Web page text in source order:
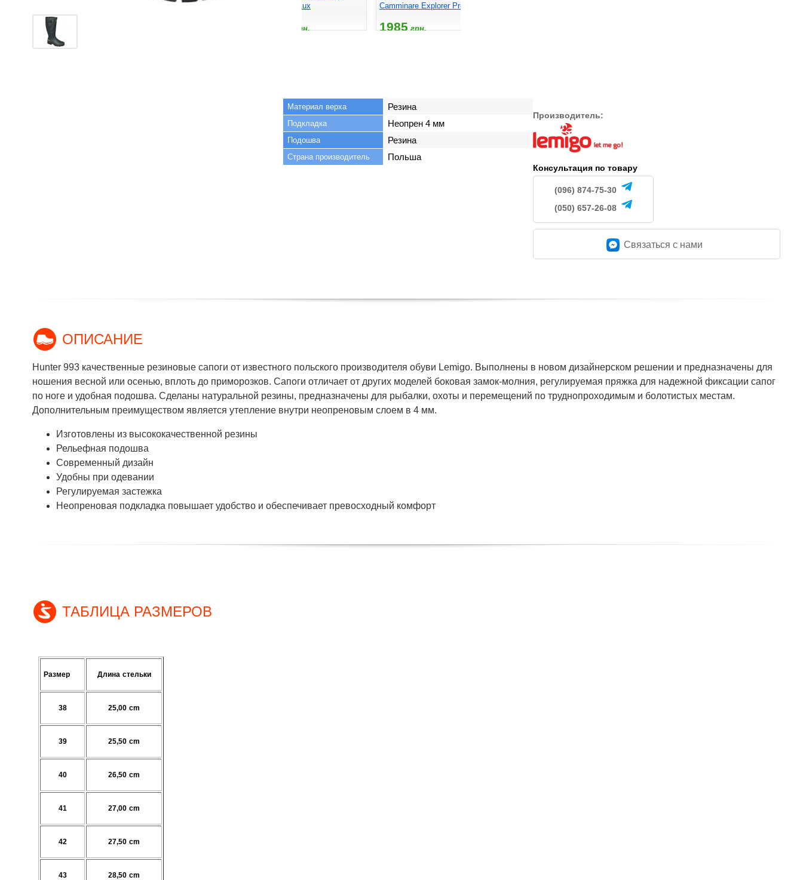
ETSM-04 Lux
грн.
Camminare Explorer Pro
1985грн.
Материал верха Резина
Подкладка Неопрен 4 мм
Подошва Резина
Страна производитель Польша
Производитель:
Консультация по товару
(096) 874-75-30
(050) 657-26-08
Связаться c нами
ОПИСАНИЕ
Hunter 993 качественные резиновые сапоги от известного польского производителя обуви Lemigo. Выполнены в новом дизайнерском решении и предназначены для
ношения весной или осенью, вплоть до приморозков. Сапоги отличает от других моделей боковая замок-молния, регулируемая пряжка для надежной фиксации сапог
по ноге и удобная подошва. Сделаны натуральной резины, предназначены для рыбалки, охоты и перемещений по труднопроходимым и болотистых местам.
Дополнительным преимуществом является утепление внутри неопреновым слоем в 4 мм.
Изготовлены из высококачественной резины
Рельефная подошва
Современный дизайн
Удобны при одевании
Регулируемая застежка
Неопреновая подкладка повышает удобство и обеспечивает превосходный комфорт
ТАБЛИЦА РАЗМЕРОВ
Размер Длина стельки
38 25,00 cm
39 25,50 cm
40 26,50 cm
41 27,00 cm
42 27,50 cm
43 28,50 cm